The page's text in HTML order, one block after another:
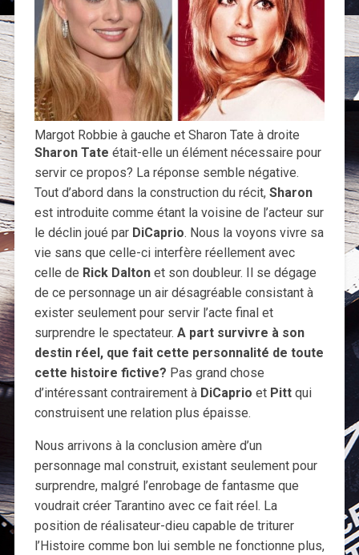
Margot Robbie à gauche et Sharon Tate à droite
Sharon Tate était-elle un élément nécessaire pour
servir ce propos? La réponse semble négative.
Tout d’abord dans la construction du récit, Sharon
est introduite comme étant la voisine de l’acteur sur
le déclin joué par DiCaprio. Nous la voyons vivre sa
vie sans que celle-ci interfère réellement avec
celle de Rick Daltonet son doubleur. Il se dégage
de ce personnage un air désagréable consistant à
exister seulement pour servir l’acte final et
surprendre le spectateur. A part survivre à son
destin réel, que fait cette personnalité de toute
cette histoire fictive? Pas grand chose
d’intéressant contrairement à DiCaprio et Pitt qui
construisent une relation plus épaisse.
Nous arrivons à la conclusion amère d’un
personnage mal construit, existant seulement pour
surprendre, malgré l’enrobage de fantasme que
voudrait créer Tarantino avec ce fait réel. La
position de réalisateur-dieu capable de triturer
l’Histoire comme bon lui semble ne fonctionne plus,